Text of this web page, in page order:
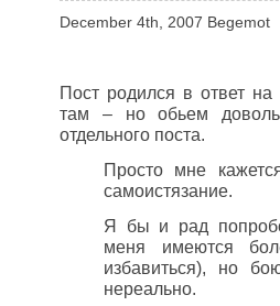
December 4th, 2007 Begemot
Пост родился в ответ на
там – но обьем
отдельного поста.
Просто мне
самоистязание.
Я бы и рад
меня имеются
избавиться), но
нереально.